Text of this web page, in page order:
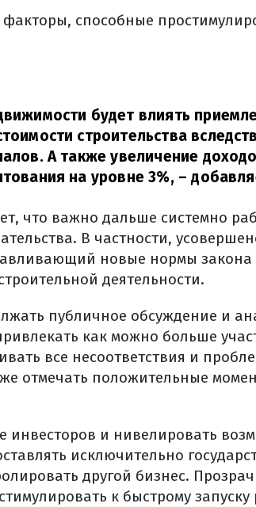
факторы, способные
будет влиять
строительства
А также увеличение
на уровне 3%, –
что важно дальше системно
В частности,
новые нормы закона
деятельности.
публичное обсуждение и
как можно больше
все несоответствия и
отмечать положительные
инвесторов и нивелировать
исключительно
другой бизнес.
к быстрому